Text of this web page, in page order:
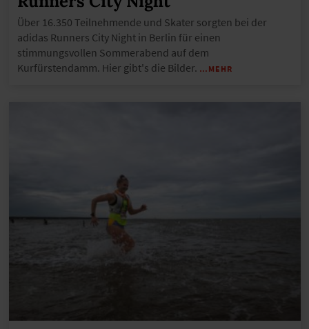
Über 16.350 Teilnehmende und Skater sorgten bei der
adidas Runners City Night in Berlin für einen
stimmungsvollen Sommerabend auf dem
Kurfürstendamm. Hier gibt's die Bilder. …MEHR